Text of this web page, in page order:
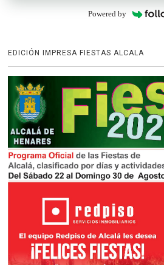
Powered by
EDICIÓN IMPRESA FIESTAS ALCALA